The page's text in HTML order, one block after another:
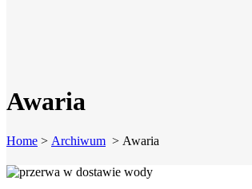
Awaria
Home > Archiwum > Awaria